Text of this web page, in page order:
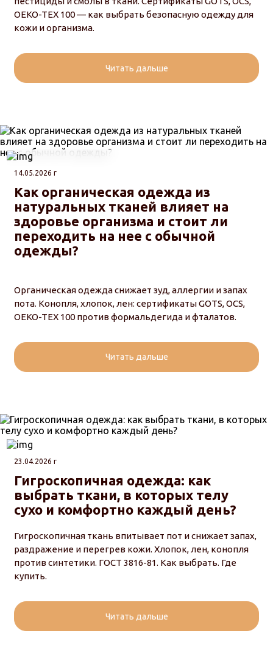
OEKO-TEX 100 — как выбрать безопасную одежду для
кожи и организма.
Читать дальше
14.05.2026 г
Как органическая одежда из
натуральных тканей влияет на
здоровье организма и стоит ли
переходить на нее с обычной
одежды?
Органическая одежда снижает зуд, аллергии и запах
пота. Конопля, хлопок, лен: сертификаты GOTS, OCS,
OEKO-TEX 100 против формальдегида и фталатов.
Читать дальше
23.04.2026 г
Гигроскопичная одежда: как
выбрать ткани, в которых телу
сухо и комфортно каждый день?
Гигроскопичная ткань впитывает пот и снижает запах,
раздражение и перегрев кожи. Хлопок, лен, конопля
против синтетики. ГОСТ 3816-81. Как выбрать. Где
купить.
Читать дальше